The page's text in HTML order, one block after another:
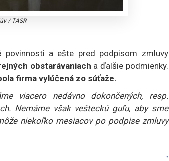
/ TASR
povinnosti a ešte pred podpisom zmluvy
obstarávaniach a ďalšie podmienky.
firma vylúčená zo súťaže.
viacero nedávno dokončených, resp.
Nemáme však vešteckú guľu, aby sme
niekoľko mesiacov po podpise zmluvy